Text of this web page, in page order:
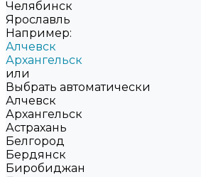
Челябинск
Ярославль
Например:
Алчевск
Архангельск
или
Выбрать автоматически
Алчевск
Архангельск
Астрахань
Белгород
Бердянск
Биробиджан